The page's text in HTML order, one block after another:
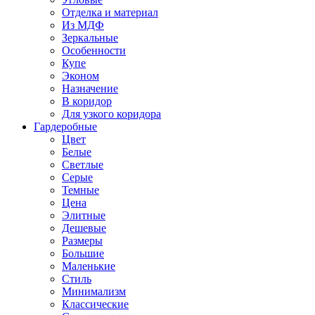
Отделка и материал
Из МДФ
Зеркальные
Особенности
Купе
Эконом
Назначение
В коридор
Для узкого коридора
Гардеробные
Цвет
Белые
Светлые
Серые
Темные
Цена
Элитные
Дешевые
Размеры
Большие
Маленькие
Стиль
Минимализм
Классические